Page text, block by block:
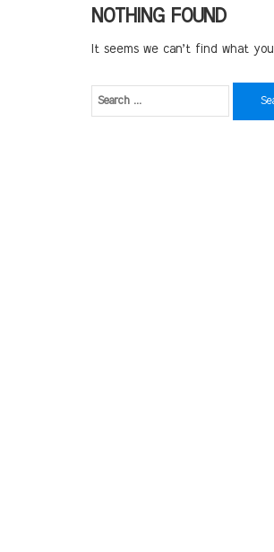
NOTHING FOUND
It seems we can’t find what